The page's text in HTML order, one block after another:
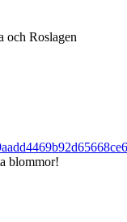
och Roslagen
blommor!